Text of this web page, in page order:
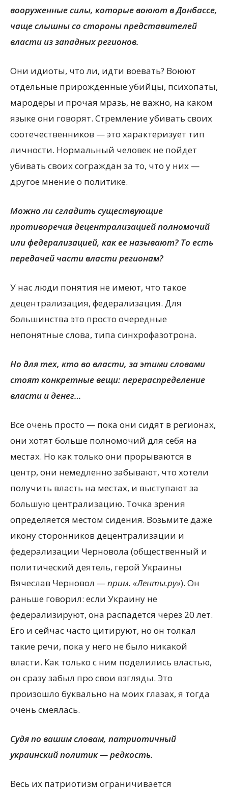
вооруженные силы, которые воюют в Донбассе,
чаще слышны со стороны представителей
власти из западных регионов.
Они идиоты, что ли, идти воевать? Воюют
отдельные прирожденные убийцы, психопаты,
мародеры и прочая мразь, не важно, на каком
языке они говорят. Стремление убивать своих
соотечественников — это характеризует тип
личности. Нормальный человек не пойдет
убивать своих сограждан за то, что у них —
другое мнение о политике.
Можно ли сгладить существующие
противоречия децентрализацией полномочий
или федерализацией, как ее называют? То есть
передачей части власти регионам?
У нас люди понятия не имеют, что такое
децентрализация, федерализация. Для
большинства это просто очередные
непонятные слова, типа синхрофазотрона.
Но для тех, кто во власти, за этими словами
стоят конкретные вещи: перераспределение
власти и денег…
Все очень просто — пока они сидят в регионах,
они хотят больше полномочий для себя на
местах. Но как только они прорываются в
центр, они немедленно забывают, что хотели
получить власть на местах, и выступают за
большую централизацию. Точка зрения
определяется местом сидения. Возьмите даже
икону сторонников децентрализации и
федерализации Черновола (общественный и
политический деятель, герой Украины
Вячеслав Черновол —прим. «Ленты.ру»). Он
раньше говорил: если Украину не
федерализируют, она распадется через 20 лет.
Его и сейчас часто цитируют, но он толкал
такие речи, пока у него не было никакой
власти. Как только с ним поделились властью,
он сразу забыл про свои взгляды. Это
произошло буквально на моих глазах, я тогда
очень смеялась.
Судя по вашим словам, патриотичный
украинский политик — редкость.
Весь их патриотизм ограничивается